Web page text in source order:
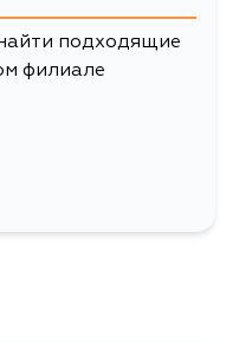
опора
ODYSSEY RA6
подходящие
филиале